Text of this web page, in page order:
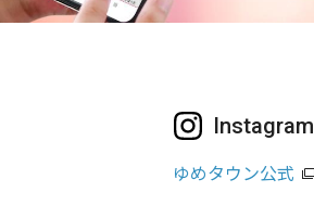
Instagram
ゆめタウン公式